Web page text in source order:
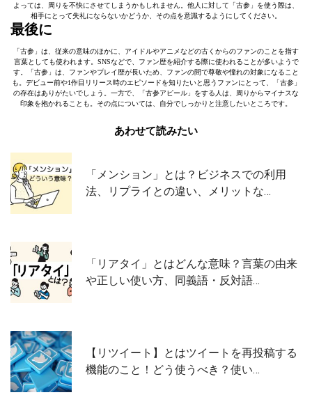
よっては、周りを不快にさせてしまうかもしれません。他人に対して「古参」を使う際は、
相手にとって失礼にならないかどうか、その点を意識するようにしてください。
最後に
「古参」は、従来の意味のほかに、アイドルやアニメなどの古くからのファンのことを指す
言葉としても使われます。SNSなどで、ファン歴を紹介する際に使われることが多いようで
す。「古参」は、ファンやプレイ歴が長いため、ファンの間で尊敬や憧れの対象になること
も。デビュー前や1作目リリース時のエピソードを知りたいと思うファンにとって、「古参」
の存在はありがたいでしょう。一方で、「古参アピール」をする人は、周りからマイナスな
印象を抱かれることも。その点については、自分でしっかりと注意したいところです。
あわせて読みたい
「メンション」とは？ビジネスでの利用
法、リプライとの違い、メリットな…
「リアタイ」とはどんな意味？言葉の由来
や正しい使い方、同義語・反対語…
【リツイート】とはツイートを再投稿する
機能のこと！どう使うべき？使い…